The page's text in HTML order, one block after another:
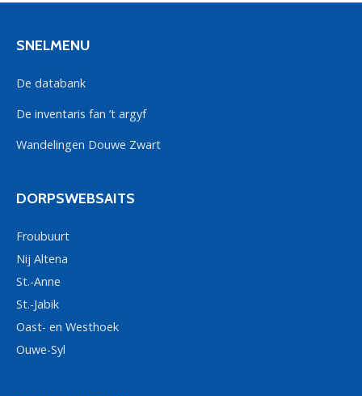
SNELMENU
De databank
De inventaris fan ’t argyf
Wandelingen Douwe Zwart
DORPSWEBSAITS
Froubuurt
Nij Altena
St.-Anne
St.-Jabik
Oast- en Westhoek
Ouwe-Syl